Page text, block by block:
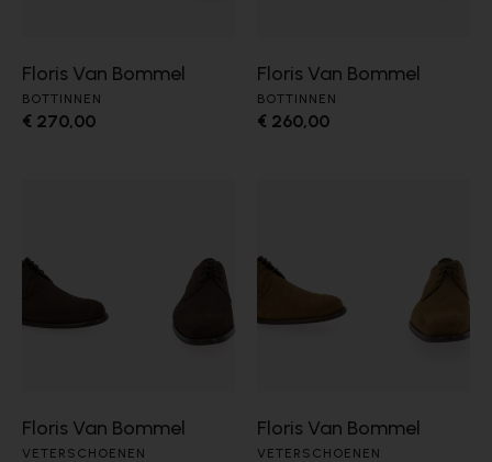
Floris Van Bommel
BOTTINNEN
€ 270,00
Floris Van Bommel
BOTTINNEN
€ 260,00
Floris Van Bommel
VETERSCHOENEN
Floris Van Bommel
VETERSCHOENEN